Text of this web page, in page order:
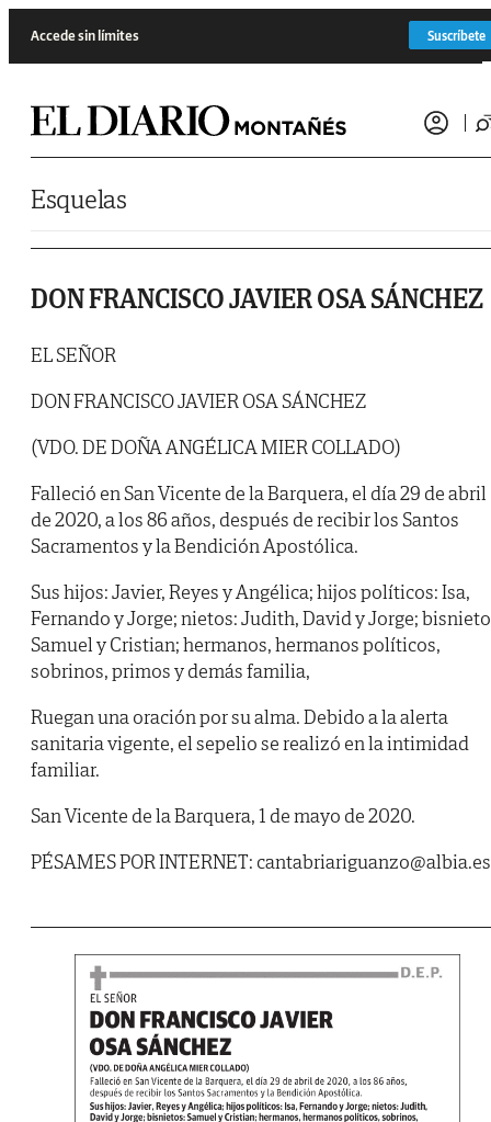
Accede sin límites Suscríbete
Esquelas
DON FRANCISCO JAVIER OSA SÁNCHEZ
EL SEÑOR
DON FRANCISCO JAVIER OSA SÁNCHEZ
(VDO. DE DOÑA ANGÉLICA MIER COLLADO)
Falleció en San Vicente de la Barquera, el día 29 de abril
de 2020, a los 86 años, después de recibir los Santos
Sacramentos y la Bendición Apostólica.
Sus hijos: Javier, Reyes y Angélica; hijos políticos: Isa,
Fernando y Jorge; nietos: Judith, David y Jorge;
Samuel y Cristian; hermanos, hermanos políticos,
sobrinos, primos y demás familia,
Ruegan una oración por su alma. Debido a la alerta
sanitaria vigente, el sepelio se realizó en la intimidad
familiar.
San Vicente de la Barquera, 1 de mayo de 2020.
PÉSAMES POR INTERNET: cantabriariguanzo@albia.es